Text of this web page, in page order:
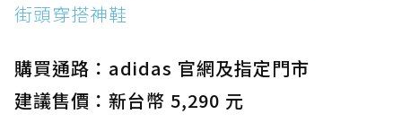
防水鞋推薦 2. New Balance Hierro v9 GORE-
防水鞋推薦 3. Nike Dunk Low GORE-TEX：
經典 Dunk 輪廓加上防水科技，雨天穿搭帥度不
打折
街頭穿搭神鞋
購買通路：adidas 官網及指定門市
建議售價：新台幣 5,290 元